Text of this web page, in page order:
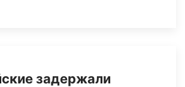
задержали